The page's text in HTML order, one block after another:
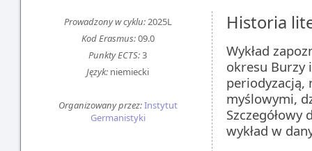
Prowadzony w cyklu:2025L
Kod Erasmus:09.0
Punkty ECTS:3
Język: niemiecki
Organizowany przez:Instytut
Germanistyki
Historia
Wykład
okresu Burzy
periodyzacją,
myślowymi,
wykład w